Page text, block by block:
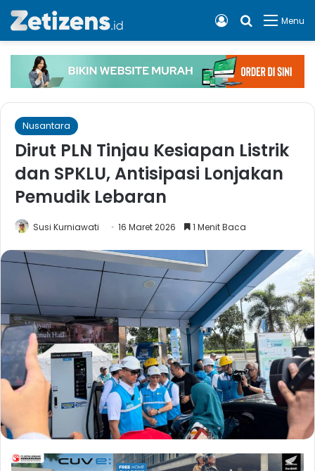
Menu
Cari apa,
Log In
Nusantara
Dirut PLN Tinjau Kesiapan Listrik
dan SPKLU, Antisipasi Lonjakan
Pemudik Lebaran
Susi Kurniawati 16 Maret 2026 1 Menit Baca